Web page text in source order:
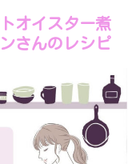
オイスター煮
さんのレシピ